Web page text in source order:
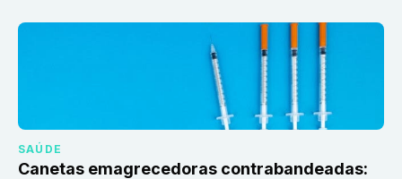
SAÚDE
Canetas emagrecedoras contrabandeadas: